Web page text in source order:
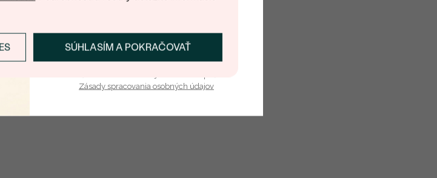
SÚHLASÍM A POKRAČOVAŤ
Prihlásiť sa a získať zľavu
Zásady spracovania osobných údajov